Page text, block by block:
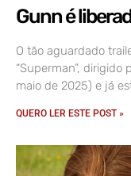
Gunn é
O tão aguardado
“Superman”,
maio de 2025) e já
QUERO LER ESTE POST »